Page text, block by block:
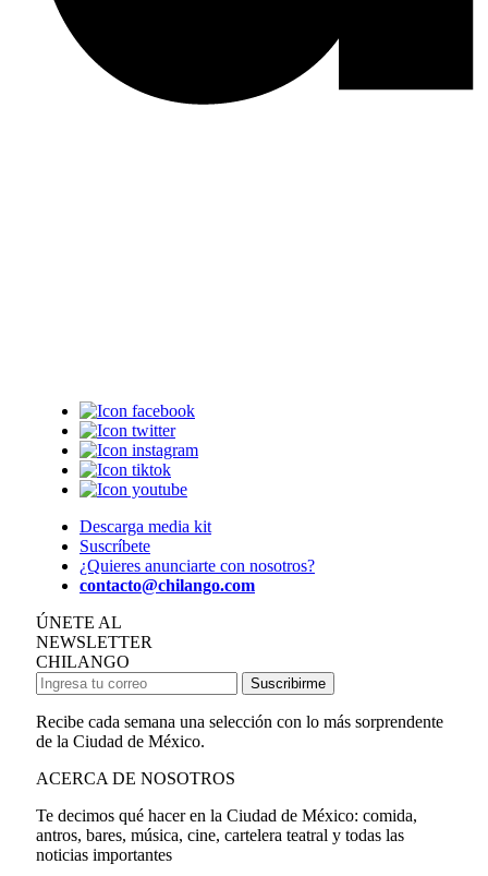
Descarga media kit
Suscríbete
¿Quieres anunciarte con nosotros?
contacto@chilango.com
ÚNETE AL
NEWSLETTER
CHILANGO
Suscribirme
Recibe cada semana una selección con lo más sorprendente
de la Ciudad de México.
ACERCA DE NOSOTROS
Te decimos qué hacer en la Ciudad de México: comida,
antros, bares, música, cine, cartelera teatral y todas las
noticias importantes